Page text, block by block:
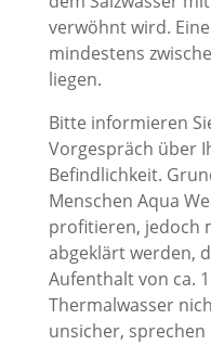
verwöhnt wird.
mindestens
liegen.
Bitte informieren
Vorgespräch über
Befindlichkeit.
Menschen Aqua
profitieren, jedoch
abgeklärt werden,
Aufenthalt von ca.
Thermalwasser
unsicher,